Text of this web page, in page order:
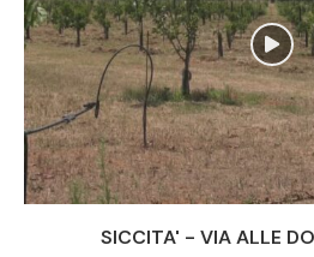
SICCITA' - VIA ALLE